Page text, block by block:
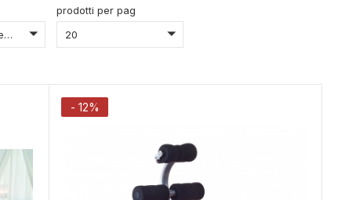
Prezzo Discedente
prodotti per pag
20
- 12%